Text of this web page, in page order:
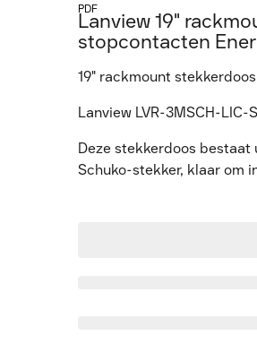
Lanview 19"
stopcontacten
19" rackmount
Lanview LVR-3MSCH-LIC-
Deze stekkerdoos
Schuko-stekker, klaar om